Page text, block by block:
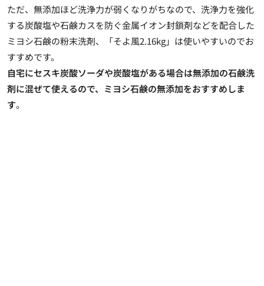
ただ、無添加ほど洗浄力が弱くなりがちなので、洗浄力を強化
する炭酸塩や石鹸カスを防ぐ金属イオン封鎖剤などを配合した
ミヨシ石鹸の粉末洗剤、「そよ風2.16kg」は使いやすいのでお
すすめです。
自宅にセスキ炭酸ソーダや炭酸塩がある場合は無添加の石鹸洗
剤に混ぜて使えるので、ミヨシ石鹸の無添加をおすすめしま
す。